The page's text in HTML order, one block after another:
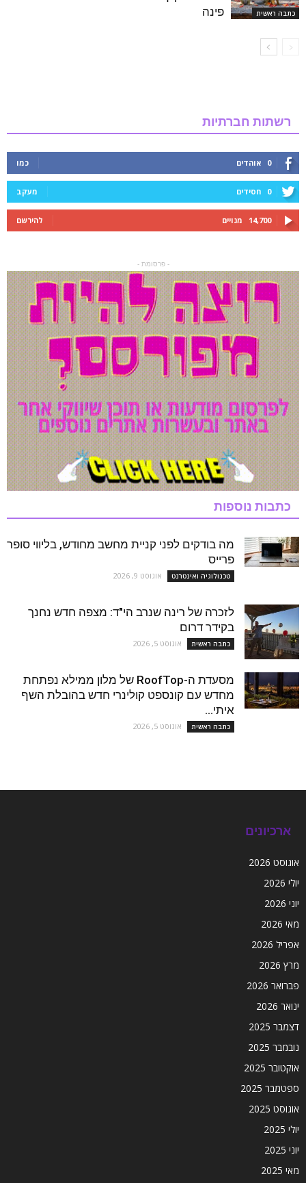
כתבה ראשית
פינה
רשתות חברתיות
0 אוהדים כמו
0 חסידים מעקב
14,700 מנויים להירשם
- פרסומת -
כתבות נוספות
מה בודקים לפני קניית מחשב מחודש, בליווי סופר
פרייס
טכנולוגיה ואינטרנט אוגוסט 9, 2026
לזכרה של רינה שנרב הי"ד: מצפה חדש נחנך
בקידר דרום
כתבה ראשית אוגוסט 5, 2026
מסעדת ה-RoofTop של מלון ממילא נפתחת
מחדש עם קונספט קולינרי חדש בהובלת השף
איתי...
כתבה ראשית אוגוסט 5, 2026
ארכיונים
אוגוסט 2026
יולי 2026
יוני 2026
מאי 2026
אפריל 2026
מרץ 2026
פברואר 2026
ינואר 2026
דצמבר 2025
נובמבר 2025
אוקטובר 2025
ספטמבר 2025
אוגוסט 2025
יולי 2025
יוני 2025
מאי 2025